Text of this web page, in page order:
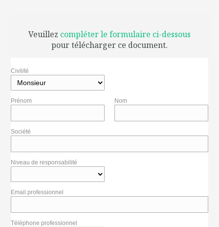
Veuillez compléter le formulaire ci-dessous
pour télécharger ce document.
Civilité
Prénom Nom
Société
Niveau de responsabilité
Email professionnel
Téléphone professionnel